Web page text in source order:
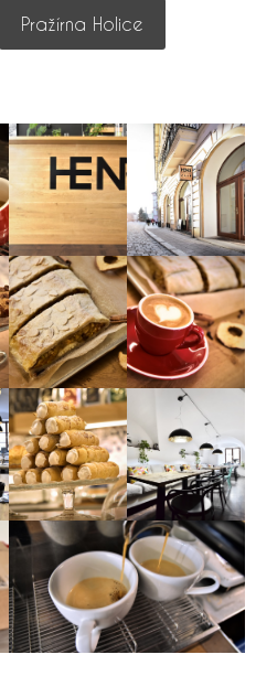
Pražírna Holice